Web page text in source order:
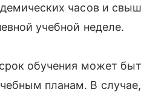
часов и
учебной неделе.
обучения может
планам. В